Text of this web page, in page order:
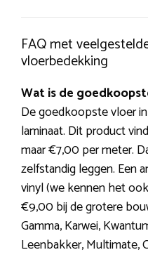
FAQ met
vloerbedekking
Wat is de
De goedkoopste vloer
laminaat. Dit product
maar €7,00 per meter.
zelfstandig leggen. Een
vinyl (we kennen het
€9,00 bij de grotere
Gamma, Karwei,
Leenbakker, Multimate,